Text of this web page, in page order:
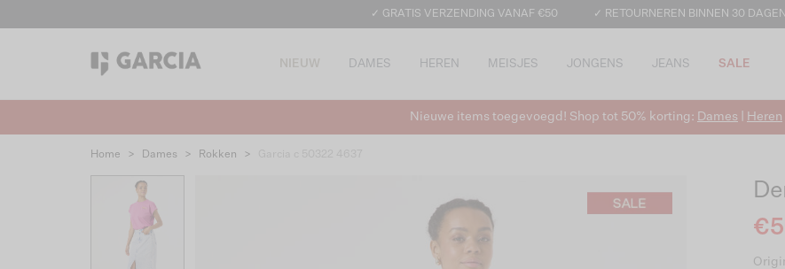
✓ GRATIS VERZENDING VANAF €50 ✓ RETOURNEREN BINNEN 30 DAGEN
NIEUW DAMES HEREN MEISJES JONGENS JEANS SALE
Nieuwe items toegevoegd! Shop tot 50% korting: Dames Heren
Home > Dames > Rokken >